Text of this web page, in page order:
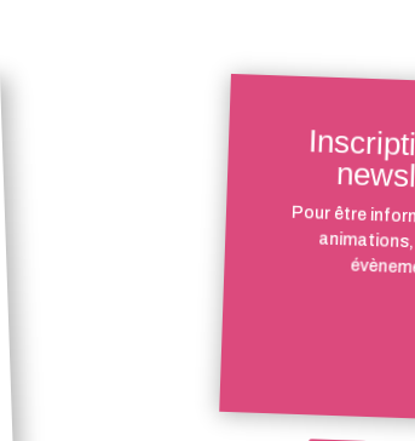
Pour être